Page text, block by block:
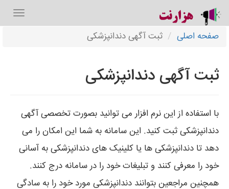
صفحه اصلی ثبت آگهی دندانپزشکی
ثبت آگهی دندانپزشکی
با استفاده از این نرم افزار می توانید بصورت تخصصی آگهی
دندانپزشکی ثبت کنید. این سامانه به شما این امکان را می
دهد تا دندانپزشکی ها یا کلینیک های دندانپزشکی به آسانی
خود را معرفی کنند و تبلیغات خود را در سامانه درج کنند.
همچنین مراجعین بتوانند دندانپزشکی مورد خود را به سادگی